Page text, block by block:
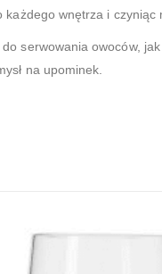
każdego wnętrza i
serwowania owoców,
na upominek.